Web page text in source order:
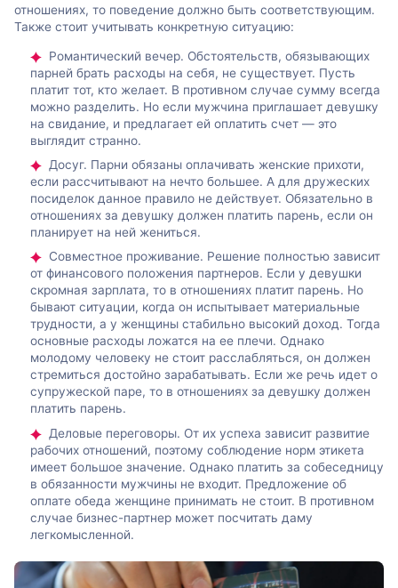
отношениях, то поведение должно быть соответствующим.
Также стоит учитывать конкретную ситуацию:
Романтический вечер. Обстоятельств, обязывающих
парней брать расходы на себя, не существует. Пусть
платит тот, кто желает. В противном случае сумму всегда
можно разделить. Но если мужчина приглашает девушку
на свидание, и предлагает ей оплатить счет — это
выглядит странно.
Досуг. Парни обязаны оплачивать женские прихоти,
если рассчитывают на нечто большее. А для дружеских
посиделок данное правило не действует. Обязательно в
отношениях за девушку должен платить парень, если он
планирует на ней жениться.
Совместное проживание. Решение полностью зависит
от финансового положения партнеров. Если у девушки
скромная зарплата, то в отношениях платит парень. Но
бывают ситуации, когда он испытывает материальные
трудности, а у женщины стабильно высокий доход. Тогда
основные расходы ложатся на ее плечи. Однако
молодому человеку не стоит расслабляться, он должен
стремиться достойно зарабатывать. Если же речь идет о
супружеской паре, то в отношениях за девушку должен
платить парень.
Деловые переговоры. От их успеха зависит развитие
рабочих отношений, поэтому соблюдение норм этикета
имеет большое значение. Однако платить за собеседницу
в обязанности мужчины не входит. Предложение об
оплате обеда женщине принимать не стоит. В противном
случае бизнес-партнер может посчитать даму
легкомысленной.